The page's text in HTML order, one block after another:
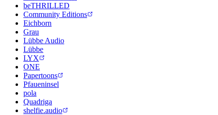
beTHRILLED
Community Editions
Eichborn
Grau
Lübbe Audio
Lübbe
LYX
ONE
Papertoons
Pfaueninsel
pola
Quadriga
shelfie.audio